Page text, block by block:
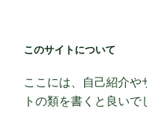
このサイトについて
ここには、自己紹介や
トの類を書くと良いで